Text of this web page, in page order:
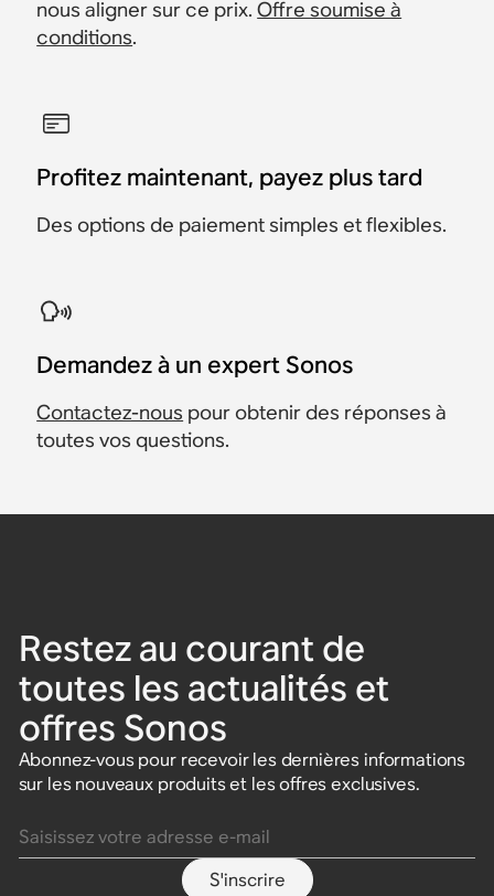
nous aligner sur ce prix.Offre soumise à
conditions.
Profitez maintenant, payez plus tard
Des options de paiement simples et flexibles.
Demandez à un expert Sonos
Contactez-nous pour obtenir des réponses à
toutes vos questions.
Restez au courant de
toutes les actualités et
offres Sonos
Abonnez-vous pour recevoir les dernières informations
sur les nouveaux produits et les offres exclusives.
S'inscrire